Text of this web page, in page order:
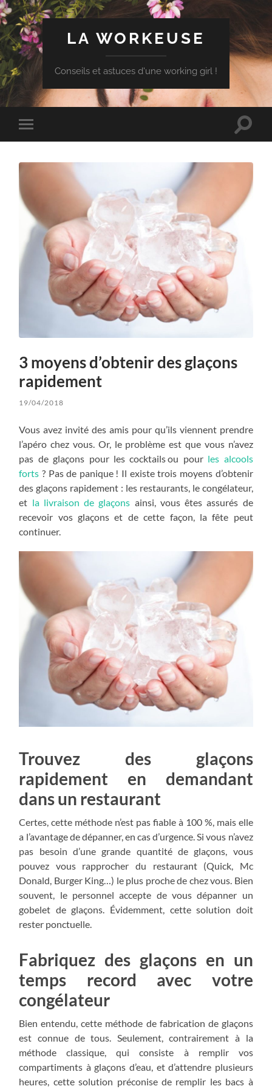
LA WORKEUSE
Conseils et astuces d'une working girl !
Toggle
mobile
Toggle
3 moyens d’obtenir des glaçons
rapidement
19/04/2018
Vous avez invité des amis pour qu’ils viennent prendre
l’apéro chez vous. Or, le problème est que vous n’avez
pas de glaçons pour les cocktails ou pourles alcools
forts ? Pas de panique ! Il existe trois moyens d’obtenir
des glaçons rapidement : les restaurants, le congélateur,
et la livraison de glaçons ainsi, vous êtes assurés de
recevoir vos glaçons et de cette façon, la fête peut
continuer.
Trouvez des glaçons
rapidement en demandant
dans un restaurant
Certes, cette méthode n’est pas fiable à 100 %, mais elle
a l’avantage de dépanner, en cas d’urgence. Si vous n’avez
pas besoin d’une grande quantité de glaçons, vous
pouvez vous rapprocher du restaurant (Quick, Mc
Donald, Burger King…) le plus proche de chez vous. Bien
souvent, le personnel accepte de vous dépanner un
gobelet de glaçons. Évidemment, cette solution doit
rester ponctuelle.
Fabriquez des glaçons en un
temps record avec votre
congélateur
Bien entendu, cette méthode de fabrication de glaçons
est connue de tous. Seulement, contrairement à la
méthode classique, qui consiste à remplir vos
compartiments à glaçons d’eau, et d’attendre plusieurs
heures, cette solution préconise de remplir les bacs à